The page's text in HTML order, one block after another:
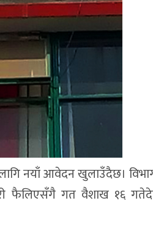
लागि नयाँ आवेदन खुलाउँदैछ।
फैलिएसँगै गत वैशाख १६